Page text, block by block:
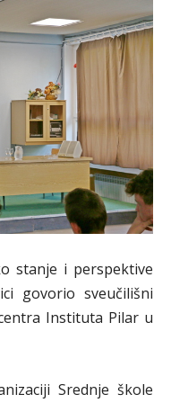
stanje i perspektive
govorio sveučilišni
Instituta Pilar u
Srednje škole